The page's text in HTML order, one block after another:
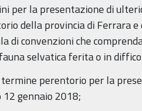
per la presentazione di
della provincia di Ferrara e
di convenzioni che
selvatica ferita o in
perentorio per la
12 gennaio 2018;